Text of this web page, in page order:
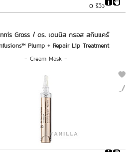
0 รีวิว
Gross / ดร. เดนนิส กรอส สกินแคร์
Plump + Repair Lip Treatment
- Cream Mask -